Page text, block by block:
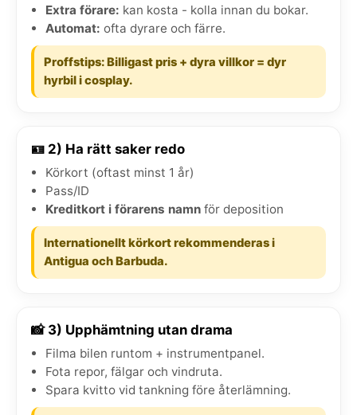
Extra förare: kan kosta - kolla innan du bokar.
Automat: ofta dyrare och färre.
Proffstips: Billigast pris + dyra villkor = dyr
hyrbil i cosplay.
🪪 2) Ha rätt saker redo
Körkort (oftast minst 1 år)
Pass/ID
Kreditkort i förarens namn för deposition
Internationellt körkort rekommenderas i
Antigua och Barbuda.
📸 3) Upphämtning utan drama
Filma bilen runtom + instrumentpanel.
Fota repor, fälgar och vindruta.
Spara kvitto vid tankning före återlämning.